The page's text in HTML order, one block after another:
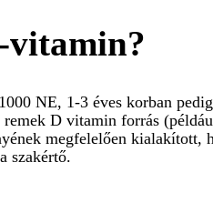
vitamin?
NE, 1-3 éves korban
D vitamin forrás
megfelelően
szakértő.